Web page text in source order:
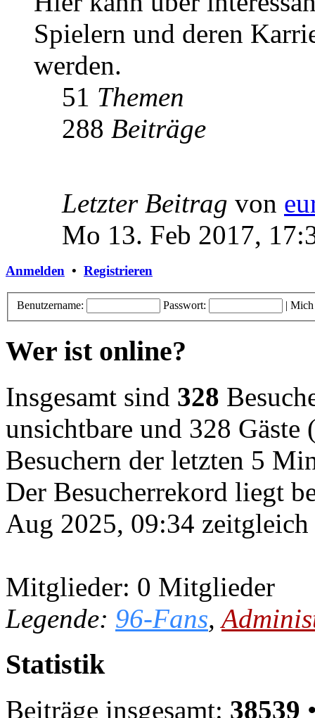
Spielern und deren
werden.
51 Themen
288 Beiträge
Letzter Beitrag von
Mo 13. Feb 2017,
Anmelden • Registrieren
Benutzername: Passwort: | Mich
Wer ist online?
Insgesamt sind 328
unsichtbare und 328 Gäste
Besuchern der letzten 5
Der Besucherrekord liegt
Aug 2025, 09:34
Mitglieder: 0 Mitglieder
Legende: 96-Fans,
Statistik
Beiträge insgesamt: 38539